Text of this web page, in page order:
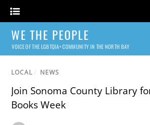
WE THE PEOPLE
VOICE OF THE LGBTQIA+ COMMUNITY IN THE NORTH BAY
LOCAL / NEWS
Join Sonoma County Library
Books Week